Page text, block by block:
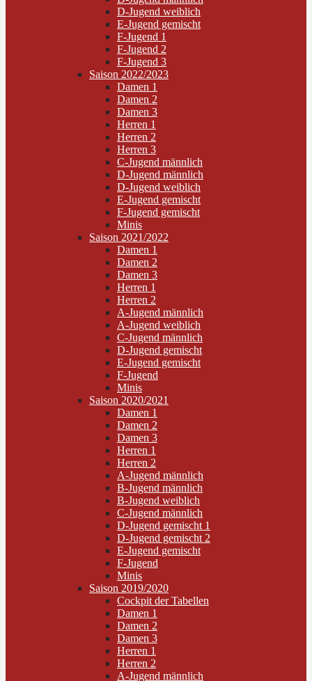
D-Jugend weiblich
E-Jugend gemischt
F-Jugend 1
F-Jugend 2
F-Jugend 3
Saison 2022/2023
Damen 1
Damen 2
Damen 3
Herren 1
Herren 2
Herren 3
C-Jugend männlich
D-Jugend männlich
D-Jugend weiblich
E-Jugend gemischt
F-Jugend gemischt
Minis
Saison 2021/2022
Damen 1
Damen 2
Damen 3
Herren 1
Herren 2
A-Jugend männlich
A-Jugend weiblich
C-Jugend männlich
D-Jugend gemischt
E-Jugend gemischt
F-Jugend
Minis
Saison 2020/2021
Damen 1
Damen 2
Damen 3
Herren 1
Herren 2
A-Jugend männlich
B-Jugend männlich
B-Jugend weiblich
C-Jugend männlich
D-Jugend gemischt 1
D-Jugend gemischt 2
E-Jugend gemischt
F-Jugend
Minis
Saison 2019/2020
Cockpit der Tabellen
Damen 1
Damen 2
Damen 3
Herren 1
Herren 2
A-Jugend männlich